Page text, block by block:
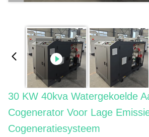
30 KW 40kva Watergekoelde
Cogenerator Voor Lage
Cogeneratiesysteem